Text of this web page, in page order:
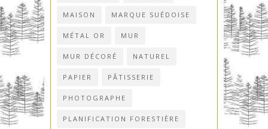
MAISON MARQUE SUÉDOISE
MÉTAL OR MUR
MUR DÉCORÉ NATUREL
PAPIER PÂTISSERIE
PHOTOGRAPHE
PLANIFICATION FORESTIÈRE